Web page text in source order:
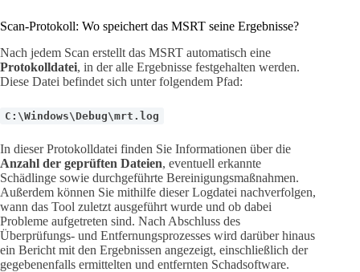
Scan-Protokoll: Wo speichert das MSRT seine Ergebnisse?
Nach jedem Scan erstellt das MSRT automatisch eine
Protokolldatei, in der alle Ergebnisse festgehalten werden.
Diese Datei befindet sich unter folgendem Pfad:
C:\Windows\Debug\mrt.log
In dieser Protokolldatei finden Sie Informationen über die
Anzahl der geprüften Dateien, eventuell erkannte
Schädlinge sowie durchgeführte Bereinigungsmaßnahmen.
Außerdem können Sie mithilfe dieser Logdatei nachverfolgen,
wann das Tool zuletzt ausgeführt wurde und ob dabei
Probleme aufgetreten sind. Nach Abschluss des
Überprüfungs- und Entfernungsprozesses wird darüber hinaus
ein Bericht mit den Ergebnissen angezeigt, einschließlich der
gegebenenfalls ermittelten und entfernten Schadsoftware.